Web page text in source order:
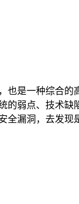
是一种综合
弱点、技术
漏洞，去发